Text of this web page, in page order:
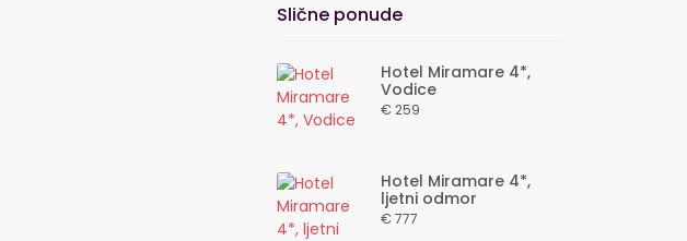
ljetovanje uz 3
Slične ponude
Hotel Miramare 4*,
Vodice
€ 259
Hotel Miramare 4*,
ljetni odmor
€ 777